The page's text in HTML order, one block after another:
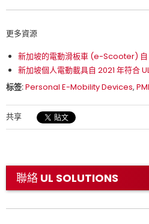
更多資源
新加坡的電動滑板車 (e-Scooter) 自
新加坡個人電動載具自 2021 年符合
标签:Personal E-Mobility Devices,
共享
聯絡 UL SOLUTIONS